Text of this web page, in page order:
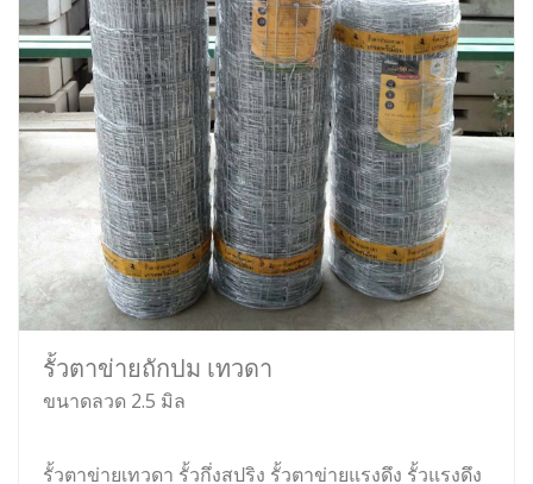
รั้วตาข่ายถักปม เทวดา
ขนาดลวด 2.5 มิล
รั้วตาข่ายเทวดา รั้วกึ่งสปริง รั้วตาข่ายแรงดึง รั้วแรงดึง